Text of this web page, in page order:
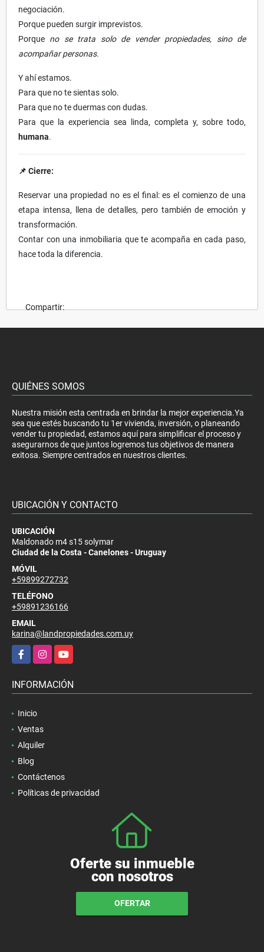
negociación.
Porque pueden surgir imprevistos.
Porque no se trata solo de vender propiedades, sino de
acompañar personas.
Y ahí estamos.
Para que no te sientas solo.
Para que no te duermas con dudas.
Para que la experiencia sea linda, completa y, sobre todo,
humana.
📌 Cierre:
Reservar una propiedad no es el final: es el comienzo de una
etapa intensa, llena de detalles, pero también de emoción y
transformación.
Contar con una inmobiliaria que te acompaña en cada paso,
hace toda la diferencia.
Compartir:
QUIÉNES SOMOS
Nuestra misión esta centrada en brindar la mejor experiencia.Ya
sea que estés buscando tu 1er vivienda, inversión, o planeando
vender tu propiedad, estamos aquí para simplificar el proceso y
asegurarnos de que juntos logremos tus objetivos de manera
exitosa. Siempre centrados en nuestros clientes.
UBICACIÓN Y CONTACTO
UBICACIÓN
Maldonado m4 s15 solymar
Ciudad de la Costa - Canelones - Uruguay
MÓVIL
+59899272732
TELÉFONO
+59891236166
EMAIL
karina@landpropiedades.com.uy
FacebookInstagramYouTube
INFORMACIÓN
Inicio
Ventas
Alquiler
Blog
Contáctenos
Políticas de privacidad
Oferte su inmueble
con nosotros
OFERTAR